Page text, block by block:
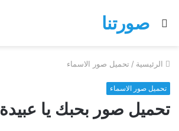
صورتنا
بحث
الرئيسية / تحميل صور الاسماء
تحميل صور الاسماء
تحميل صور بحبك يا عبيدة